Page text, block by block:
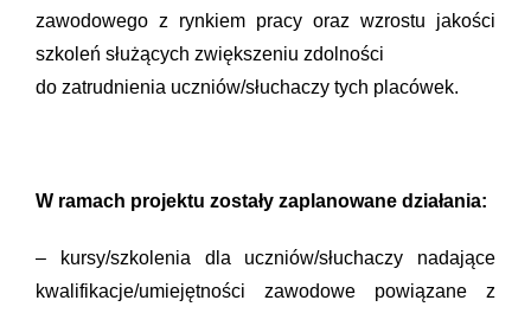
zawodowego z rynkiem pracy oraz wzrostu jakości
szkoleń służących zwiększeniu zdolności
do zatrudnienia uczniów/słuchaczy tych placówek.
W ramach projektu zostały zaplanowane działania:
– kursy/szkolenia dla uczniów/słuchaczy nadające
kwalifikacje/umiejętności zawodowe powiązane z